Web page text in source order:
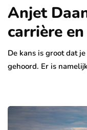
Anjet
carrière
De kans is groot dat
gehoord. Er is